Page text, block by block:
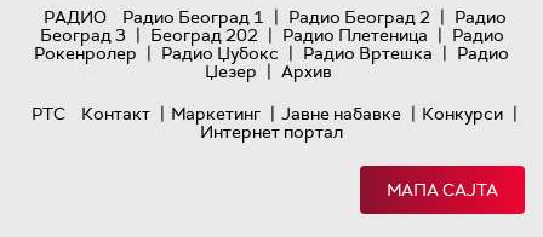
РАДИО
Радио Београд 1 | Радио Београд 2 | Радио
Београд 3 | Београд 202 | Радио Плетеница | Радио
Рокенролер | Радио Џубокс | Радио Вртешка | Радио
Џезер | Архив
РТС
Контакт | Маркетинг | Јавне набавке | Конкурси |
Интернет портал
МАПА САЈТА